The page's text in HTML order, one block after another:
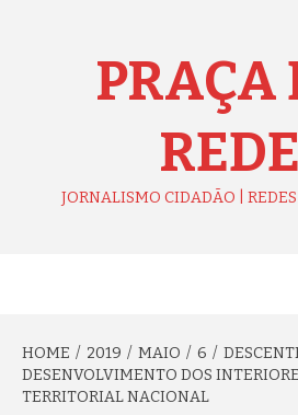
PRAÇA
JORNALISMO CIDADÃO |
HOME 2019 MAIO 6
DESENVOLVIMENTO DOS
TERRITORIAL NACIONAL